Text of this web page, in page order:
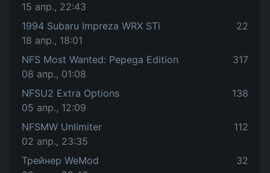
15 апр., 22:43
1994 Subaru Impreza WRX STi
18 апр., 18:01
22
NFS Most Wanted: Pepega Edition
08 апр., 01:08
317
NFSU2 Extra Options
05 апр., 12:09
138
NFSMW Unlimiter
02 апр., 23:35
112
Трейнер WeMod
32